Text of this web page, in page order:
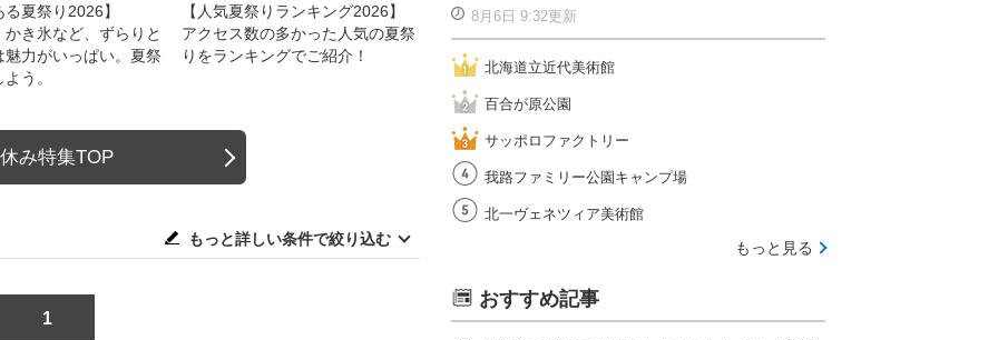
夏祭り2026】
かき氷など、ずらりと
魅力がいっぱい。夏祭
う。
【人気夏祭りランキング2026】
アクセス数の多かった人気の夏祭
りをランキングでご紹介！
み特集TOP
もっと詳しい条件で絞り込む
1
8月6日 9:32更新
北海道立近代美術館
百合が原公園
サッポロファクトリー
我路ファミリー公園キャンプ場
北一ヴェネツィア美術館
もっと見る
おすすめ記事